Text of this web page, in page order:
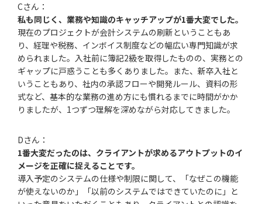
Cさん：
私も同じく、業務や知識のキャッチアップが1番大変でした。
現在のプロジェクトが会計システムの刷新ということもあ
り、経理や税務、インボイス制度などの幅広い専門知識が求
められました。入社前に簿記2級を取得したものの、実務との
ギャップに戸惑うことも多くありました。また、新卒入社と
いうこともあり、社内の承認フローや開発ルール、資料の形
式など、基本的な業務の進め方にも慣れるまでに時間がかか
りましたが、1つずつ理解を深めながら対応してきました。
Dさん：
1番大変だったのは、 クライアントが求めるアウトプットのイ
メージを正確に捉えることです。
導入予定のシステムの仕様や制限に関して、「なぜこの機能
が使えないのか」「以前のシステムではできていたのに」と